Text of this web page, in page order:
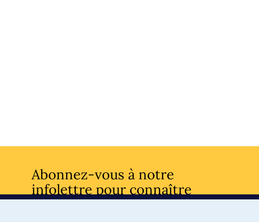
Abonnez-vous à notre
infolettre pour connaître
l’actualité facultaire